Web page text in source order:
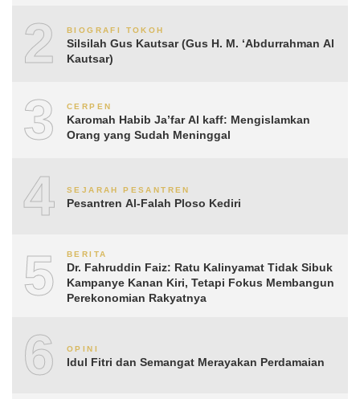
2 BIOGRAFI TOKOH
Silsilah Gus Kautsar (Gus H. M. ‘Abdurrahman Al
Kautsar)
3 CERPEN
Karomah Habib Ja’far Al kaff: Mengislamkan
Orang yang Sudah Meninggal
4 SEJARAH PESANTREN
Pesantren Al-Falah Ploso Kediri
5 BERITA
Dr. Fahruddin Faiz: Ratu Kalinyamat Tidak Sibuk
Kampanye Kanan Kiri, Tetapi Fokus Membangun
Perekonomian Rakyatnya
6 OPINI
Idul Fitri dan Semangat Merayakan Perdamaian